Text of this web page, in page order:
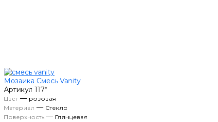
Мозаика Смесь Vanity
Артикул 117*
Цвет— розовая
Материал — Стекло
Поверхность — Глянцевая